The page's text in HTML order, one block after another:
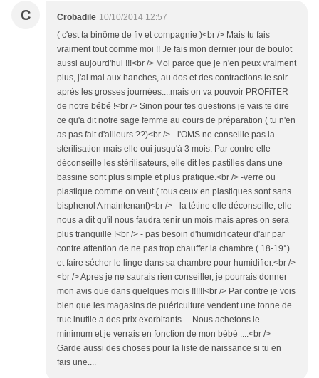
C Crobadile 10/10/2014 12:57
( c'est ta binôme de fiv et compagnie )<br /> Mais tu fais
vraiment tout comme moi !! Je fais mon dernier jour de boulot
aussi aujourd'hui !!!<br /> Moi parce que je n'en peux vraiment
plus, j'ai mal aux hanches, au dos et des contractions le soir
après les grosses journées....mais on va pouvoir PROFiTER
de notre bébé !<br /> Sinon pour tes questions je vais te dire
ce qu'a dit notre sage femme au cours de préparation ( tu n'en
as pas fait d'ailleurs ??)<br /> - l'OMS ne conseille pas la
stérilisation mais elle oui jusqu'à 3 mois. Par contre elle
déconseille les stérilisateurs, elle dit les pastilles dans une
bassine sont plus simple et plus pratique.<br /> -verre ou
plastique comme on veut ( tous ceux en plastiques sont sans
bisphenol A maintenant)<br /> - la tétine elle déconseille, elle
nous a dit qu'il nous faudra tenir un mois mais apres on sera
plus tranquille !<br /> - pas besoin d'humidificateur d'air par
contre attention de ne pas trop chauffer la chambre ( 18-19°)
et faire sécher le linge dans sa chambre pour humidifier.<br />
<br /> Apres je ne saurais rien conseiller, je pourrais donner
mon avis que dans quelques mois !!!!!!<br /> Par contre je vois
bien que les magasins de puériculture vendent une tonne de
truc inutile a des prix exorbitants.... Nous achetons le
minimum et je verrais en fonction de mon bébé ....<br />
Garde aussi des choses pour la liste de naissance si tu en
fais une....